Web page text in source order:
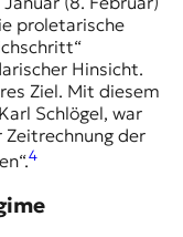
proletarische
Hinsicht.
Ziel. Mit diesem
Schlögel, war
Zeitrechnung der
4